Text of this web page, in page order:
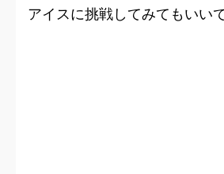
アイスに挑戦してみてもいい